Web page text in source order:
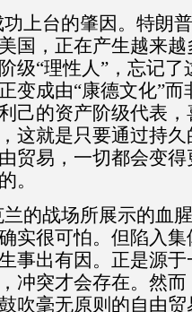
上台的肇因。特朗
国，正在产生越来
级“理性人”，忘记
变成由“康德文化”而
己的资产阶级代表
这就是只要通过持
贸易，一切都会变
。
的战场所展示的血
实很可怕。但陷入
事出有因。正是源
冲突才会存在。然
吹毫无原则的自由